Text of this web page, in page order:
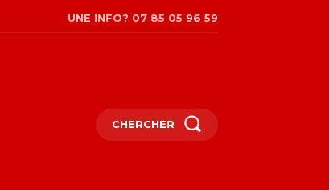
UNE INFO? 07 85 05 96 59
CHERCHER